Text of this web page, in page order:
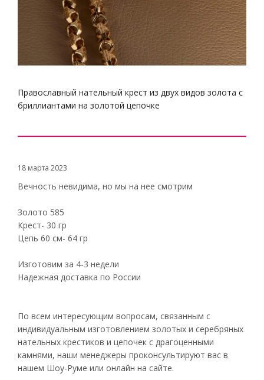
Православный нательный крест из двух видов золота с
бриллиантами на золотой цепочке
18 марта 2023
Вечность невидима, но мы на нее смотрим
Золото 585
Крест- 30 гр
Цепь 60 см- 64 гр
Изготовим за 4-3 недели
Надежная доставка по России
По всем интересующим вопросам, связанным с
индивидуальным изготовлением золотых и серебряных
нательных крестиков и цепочек с драгоценными
камнями, наши менеджеры проконсультируют вас в
нашем Шоу-Руме или онлайн на сайте.